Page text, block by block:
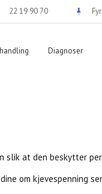
22 19 90 70
Diagnoser
slik at den beskytter
om kjevespenning